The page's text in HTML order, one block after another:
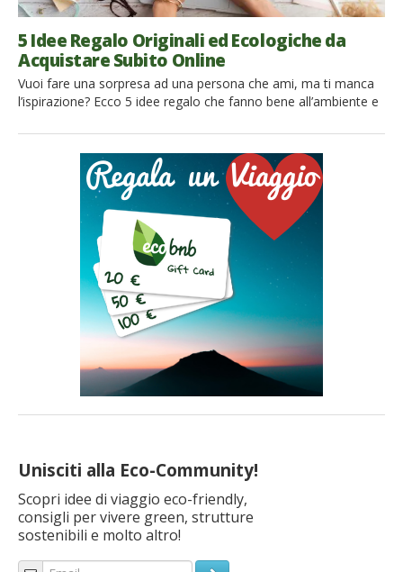
Unisciti alla Eco-Community!
Scopri idee di viaggio eco-friendly,
consigli per vivere green, strutture
sostenibili e molto altro!
5 Idee Regalo Originali ed Ecologiche da
Acquistare Subito Online
Vuoi fare una sorpresa ad una persona che ami, ma ti manca
l’ispirazione? Ecco 5 idee regalo che fanno bene all’ambiente e
un’occasione speciale? Perché non puntare su un dono eco-
friendly? Oltre a rispettare l’ambiente, potrai lanciare un
messaggio positivo a chi lo riceve […]